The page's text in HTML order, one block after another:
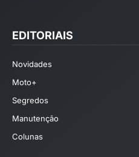
EDITORIAIS
Novidades
Moto+
Segredos
Manutenção
Colunas